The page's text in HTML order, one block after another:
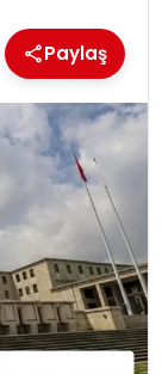
Paylaş